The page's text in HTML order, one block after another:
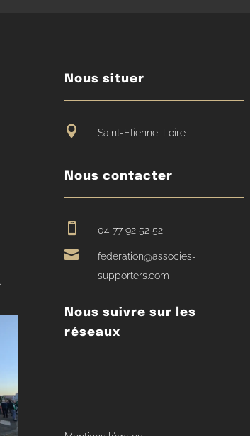
Nous situer
 Saint-Etienne, Loire
Nous contacter
 04 77 92 52 52

federation@associes-
supporters.com
Nous suivre sur les
réseaux